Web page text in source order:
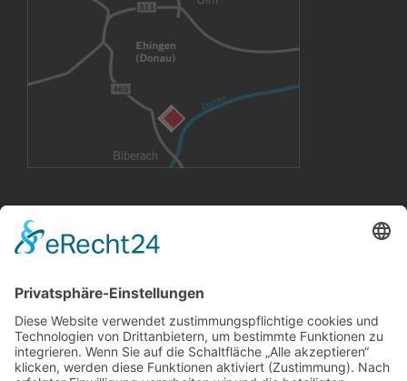
VERMIETUNG
Großflächen
Konferenzräume